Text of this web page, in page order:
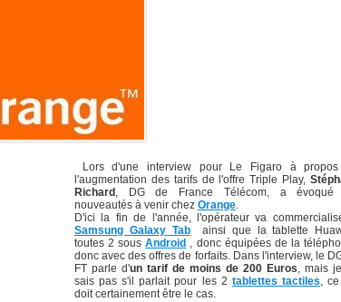
Lors d'une interview pour Le Figaro à
l'augmentation des tarifs de l'offre Triple Play,
Richard , DG de France Télécom, a évoqué
nouveautés à venir chez Orange.
D'ici la fin de l'année, l'opérateur va
Samsung Galaxy Tabainsi que la tablette
toutes 2 sousAndroid , donc équipées de la
donc avec des offres de forfaits. Dans l'interview, le
FT parle d'un tarif de moins de 200 Euros, mais
sais pas s'il parlait pour les 2 tablettes tactiles,
doit certainement être le cas.